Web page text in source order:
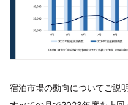
宿泊市場の動向についてご説